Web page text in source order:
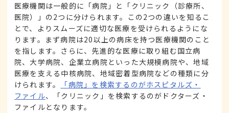
医療機関は一般的に「病院」と「クリニック（診療所、
医院）」の2つに分けられます。この2つの違いを知るこ
とで、よりスムーズに適切な医療を受けられるようにな
ります。まず病院は20以上の病床を持つ医療機関のこと
を指します。さらに、先進的な医療に取り組む国立病
院、大学病院、企業立病院といった大規模病院や、地域
医療を支える中核病院、地域密着型病院などの種類に分
けられます。
「病院」を検索するのがホスピタルズ・
ファイル、「クリニック」を検索するのがドクターズ・
ファイルとなります。